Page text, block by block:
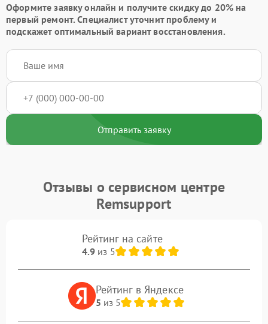
Оформите заявку онлайн и получитескидку до 20% на
первый ремонт. Специалист уточнит проблему и
подскажет оптимальный вариант восстановления.
Отправить заявку
Отзывы о сервисном центре
Remsupport
Рейтинг на сайте
4.9из 5
Рейтинг в Яндексе
5 из 5